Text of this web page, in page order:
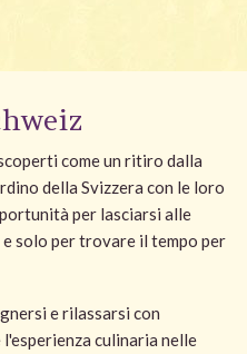
come un ritiro dalla
della Svizzera con le loro
per lasciarsi alle
solo per trovare il tempo per
e rilassarsi con
culinaria nelle